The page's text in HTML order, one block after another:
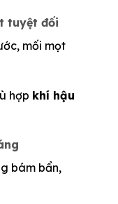
tuyệt đối
mối mọt
hợp khí hậu
bám bẩn,